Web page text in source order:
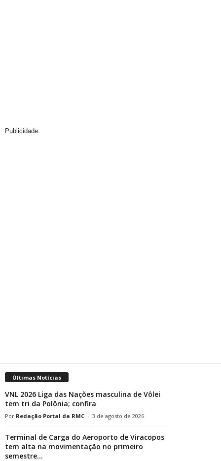
Publicidade:
Últimas Notícias
VNL 2026 Liga das Nações masculina de Vôlei
tem tri da Polônia; confira
Redação Portal da RMC - 3 de agosto de 2026
Terminal de Carga do Aeroporto de Viracopos
tem alta na movimentação no primeiro
semestre...